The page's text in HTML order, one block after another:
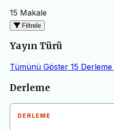
15 Makale
Filtrele
Yayın Türü
Tümünü Göster 15 Derleme
Makaleler
Derleme
DERLEME